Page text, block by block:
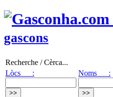
gascons
Recherche / Cèrca...
Lòcs :
Noms :